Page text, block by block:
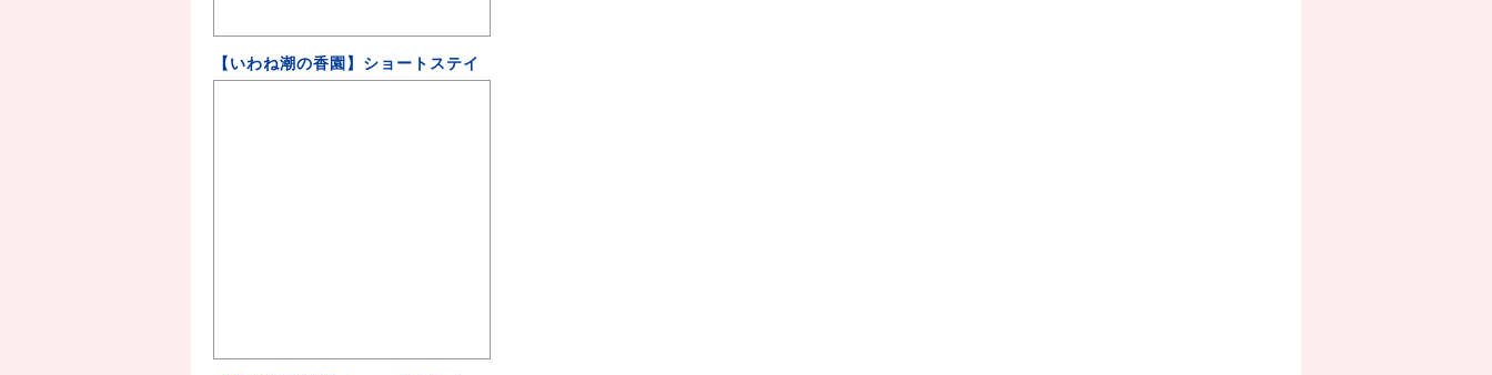
【いわね潮の香園】ショートステイ